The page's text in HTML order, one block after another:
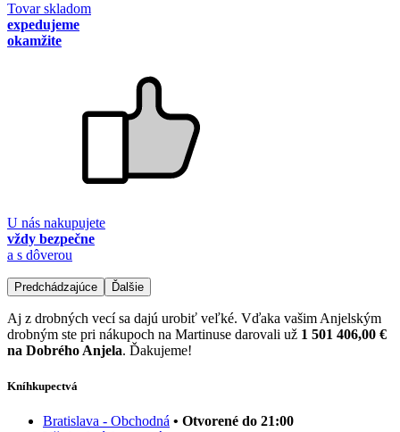
Tovar skladom
expedujeme
okamžite
U nás nakupujete
vždy bezpečne
a s dôverou
Predchádzajúce Ďalšie
Aj z drobných vecí sa dajú urobiť veľké. Vďaka vašim Anjelským
drobným ste pri nákupoch na Martinuse darovali už 1 501 406,00 €
na Dobrého Anjela. Ďakujeme!
Kníhkupectvá
Bratislava - Obchodná • Otvorené do 21:00